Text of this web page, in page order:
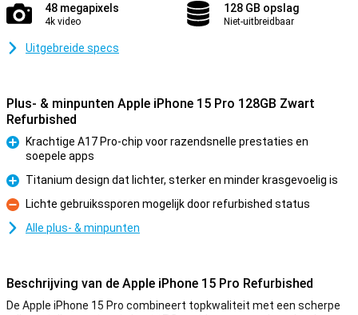
48 megapixels
4k video
128 GB opslag
Niet-uitbreidbaar
Uitgebreide specs
Plus- & minpunten Apple iPhone 15 Pro 128GB Zwart
Refurbished
Pluspunt
Krachtige A17 Pro-chip voor razendsnelle prestaties en
soepele apps
Pluspunt
Titanium design dat lichter, sterker en minder krasgevoelig is
Minpunt
Lichte gebruikssporen mogelijk door refurbished status
Alle plus- & minpunten
Beschrijving van de Apple iPhone 15 Pro Refurbished
De Apple iPhone 15 Pro combineert topkwaliteit met een scherpe